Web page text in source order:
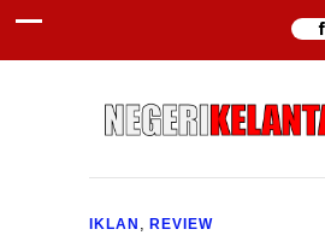
IKLAN , REVIEW